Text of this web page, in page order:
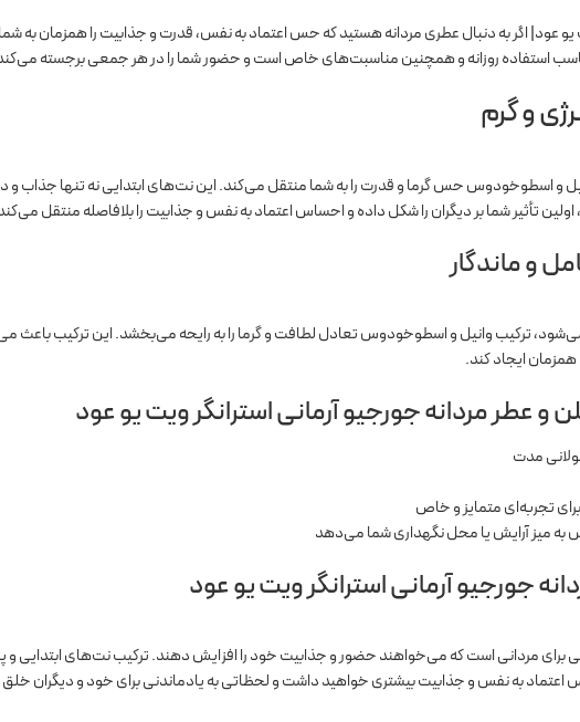
یو عود| اگر به دنبال عطری مردانه هستید که حس اعتماد به نفس، قدرت و جذابیت را همزمان به
و گرم
و اسطوخودوس حس گرما و قدرت را به شما منتقل می‌کند. این نت‌های ابتدایی نه تنها جذاب و
اولین تأثیر شما بر دیگران را شکل داده و احساس اعتماد به نفس و جذابیت را بلافاصله منتقل
و ماندگار
ترکیب وانیل و اسطوخودوس تعادل لطافت و گرما را به رایحه می‌بخشد. این ترکیب باعث
ایجاد کند.
و عطر مردانه جورجیو آرمانی استرانگر ویت یو عود
تجربه‌ای متمایز و خاص
میز آرایش یا محل نگهداری شما می‌دهد
جورجیو آرمانی استرانگر ویت یو عود
برای مردانی است که می‌خواهند حضور و جذابیت خود را افزایش دهند. ترکیب نت‌های ابتدایی و
اعتماد به نفس و جذابیت بیشتری خواهید داشت و لحظاتی به یادماندنی برای خود و دیگران